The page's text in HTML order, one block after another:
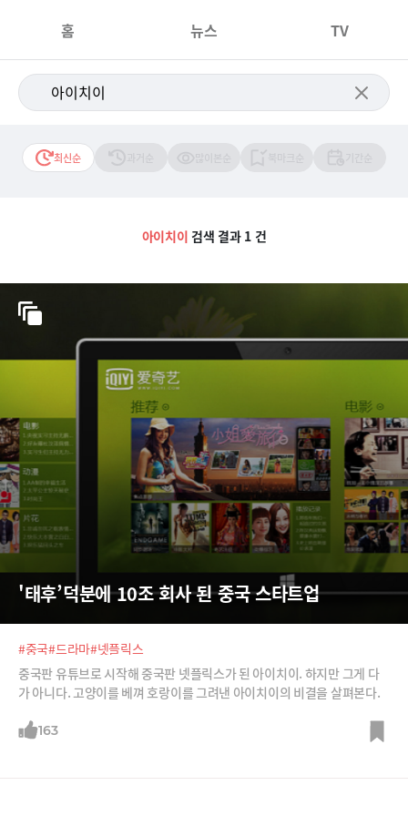
홈 뉴스 TV
최신순
아이치이 검색 결과 1 건
'태후’덕분에 10조 회사 된 중국 스타트업
#중국#드라마#넷플릭스
중국판 유튜브로 시작해 중국판 넷플릭스가 된 아이치이. 하지만 그게 다
가 아니다. 고양이를 베껴 호랑이를 그려낸 아이치이의 비결을 살펴본다.
163